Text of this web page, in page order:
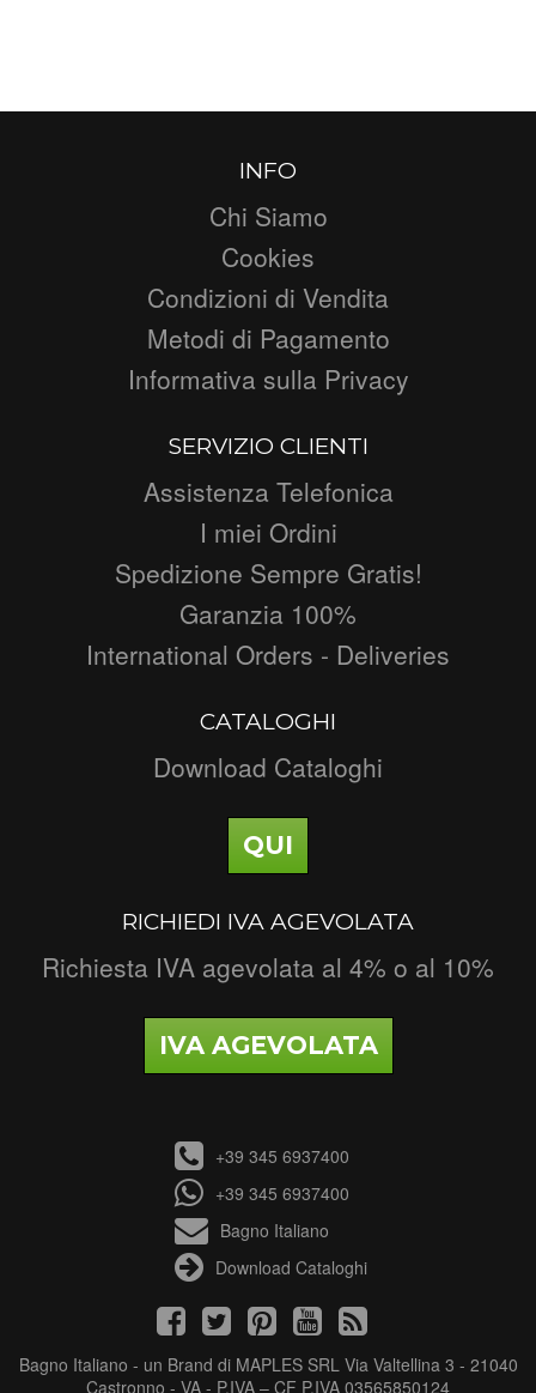
INFO
Chi Siamo
Cookies
Condizioni di Vendita
Metodi di Pagamento
Informativa sulla Privacy
SERVIZIO CLIENTI
Assistenza Telefonica
I miei Ordini
Spedizione Sempre Gratis!
Garanzia 100%
International Orders - Deliveries
CATALOGHI
Download Cataloghi
QUI
RICHIEDI IVA AGEVOLATA
Richiesta IVA agevolata al 4% o al 10%
IVA AGEVOLATA
+39 345 6937400
+39 345 6937400
Bagno Italiano
Download Cataloghi
Bagno Italiano - un Brand di MAPLES SRL Via Valtellina 3 - 21040
Castronno - VA - P.IVA – CF P.IVA 03565850124